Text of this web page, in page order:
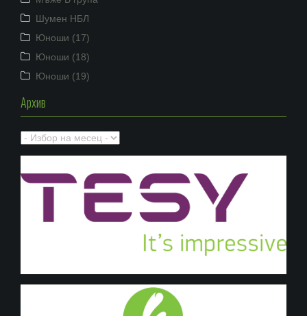
Шумен НБЛ
Юноши (17)
Юноши (18)
Юноши (19)
Архив
Архив